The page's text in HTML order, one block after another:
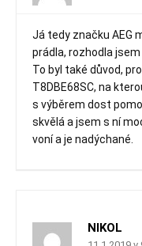
Já tedy značku AEG
prádla, rozhodla
To byl také důvod,
T8DBE68SC, na
s výběrem dost
skvělá a jsem s ní
voní a je nadýchané.
NIKOL